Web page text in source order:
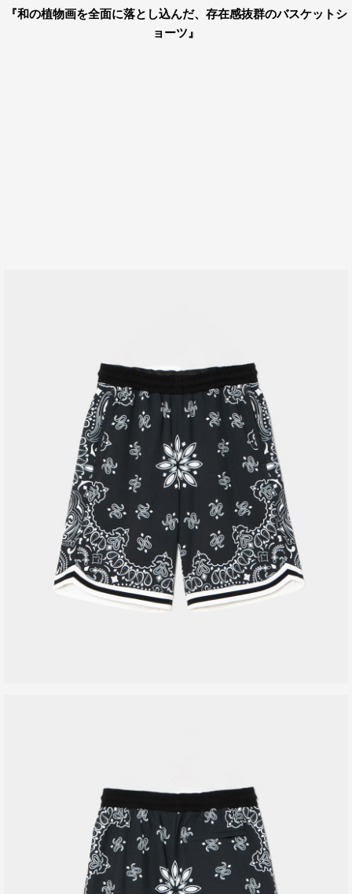
『和の植物画を全面に落とし込んだ、存在感抜群のバスケットシ
ョーツ』